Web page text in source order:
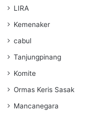
LIRA
Kemenaker
cabul
Tanjungpinang
Komite
Ormas Keris Sasak
Mancanegara